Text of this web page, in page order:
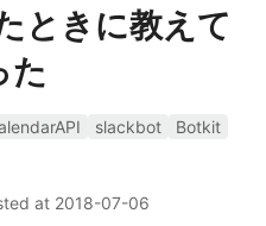
ときに教えて
た
slackbot
Botkit
at 2018-07-06